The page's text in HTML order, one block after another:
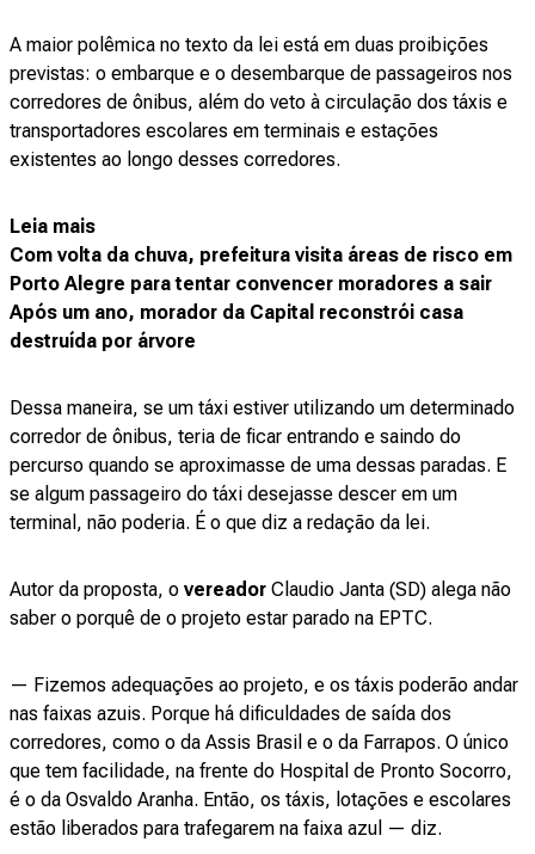
A maior polêmica no texto da lei está em duas proibições
previstas: o embarque e o desembarque de passageiros nos
corredores de ônibus, além do veto à circulação dos táxis e
transportadores escolares em terminais e estações
existentes ao longo desses corredores.
Leia mais
Com volta da chuva, prefeitura visita áreas de risco em
Porto Alegre para tentar convencer moradores a sair
Após um ano, morador da Capital reconstrói casa
destruída por árvore
Dessa maneira, se um táxi estiver utilizando um determinado
corredor de ônibus, teria de ficar entrando e saindo do
percurso quando se aproximasse de uma dessas paradas. E
se algum passageiro do táxi desejasse descer em um
terminal, não poderia. É o que diz a redação da lei.
Autor da proposta, o vereador Claudio Janta (SD) alega não
saber o porquê de o projeto estar parado na EPTC.
— Fizemos adequações ao projeto, e os táxis poderão andar
nas faixas azuis. Porque há dificuldades de saída dos
corredores, como o da Assis Brasil e o da Farrapos. O único
que tem facilidade, na frente do Hospital de Pronto Socorro,
é o da Osvaldo Aranha. Então, os táxis, lotações e escolares
estão liberados para trafegarem na faixa azul — diz.